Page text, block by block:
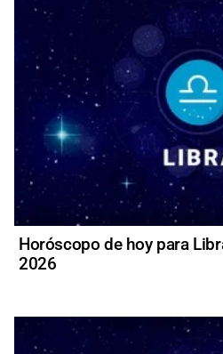
Horóscopo de hoy para
2026